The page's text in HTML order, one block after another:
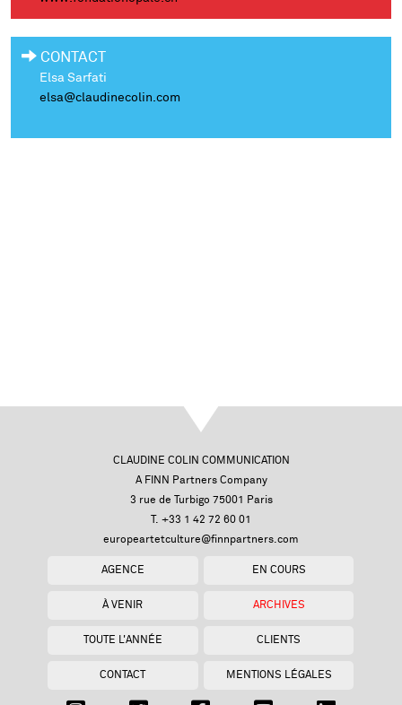
CONTACT
Elsa Sarfati
elsa@claudinecolin.com
CLAUDINE COLIN COMMUNICATION
A FINN Partners Company
3 rue de Turbigo 75001 Paris
T. +33 1 42 72 60 01
europeartetculture@finnpartners.com
AGENCE EN COURS
À VENIR ARCHIVES
TOUTE L'ANNÉE CLIENTS
CONTACT MENTIONS LÉGALES